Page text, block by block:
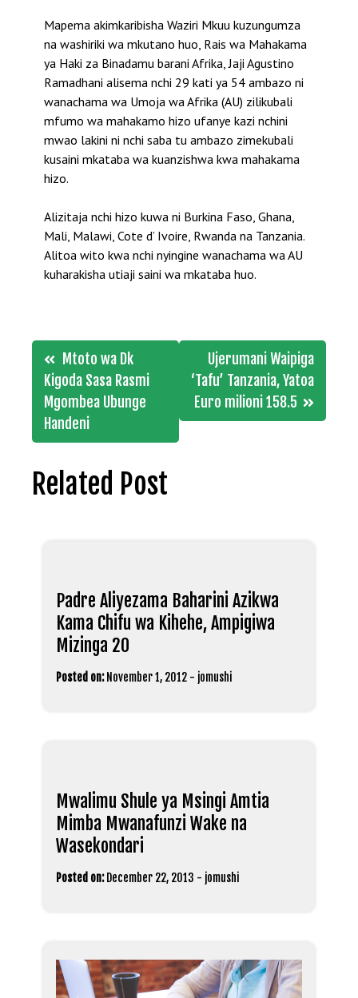
Mapema akimkaribisha Waziri Mkuu kuzungumza
na washiriki wa mkutano huo, Rais wa Mahakama
ya Haki za Binadamu barani Afrika, Jaji Agustino
Ramadhani alisema nchi 29 kati ya 54 ambazo ni
wanachama wa Umoja wa Afrika (AU) zilikubali
mfumo wa mahakamo hizo ufanye kazi nchini
mwao lakini ni nchi saba tu ambazo zimekubali
kusaini mkataba wa kuanzishwa kwa mahakama
hizo.
Alizitaja nchi hizo kuwa ni Burkina Faso, Ghana,
Mali, Malawi, Cote d’ Ivoire, Rwanda na Tanzania.
Alitoa wito kwa nchi nyingine wanachama wa AU
kuharakisha utiaji saini wa mkataba huo.
Post
navigation
Mtoto wa Dk
Kigoda Sasa Rasmi
Mgombea Ubunge
Handeni
Ujerumani Waipiga
‘Tafu’ Tanzania, Yatoa
Euro milioni 158.5
Related Post
Padre Aliyezama Baharini Azikwa
Kama Chifu wa Kihehe, Ampigiwa
Mizinga 20
Posted on: November 1, 2012 - jomushi
Mwalimu Shule ya Msingi Amtia
Mimba Mwanafunzi Wake na
Wasekondari
Posted on: December 22, 2013 - jomushi